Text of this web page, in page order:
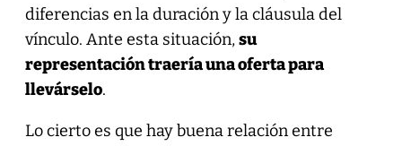
diferencias en la duración y la cláusula del
vínculo. Ante esta situación,su
representación traería una oferta para
llevárselo.
Lo cierto es que hay buena relación entre